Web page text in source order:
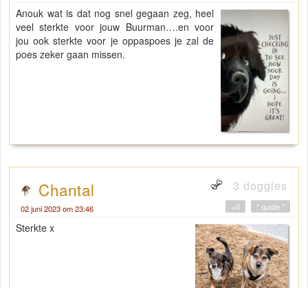
Anouk wat is dat nog snel gegaan zeg, heel
veel sterkte voor jouw Buurman….en voor
jou ook sterkte voor je oppaspoes je zal de
poes zeker gaan missen.
Chantal 3 doggies
02 juni 2023 om 23:46 " quote "
+0
Sterkte x